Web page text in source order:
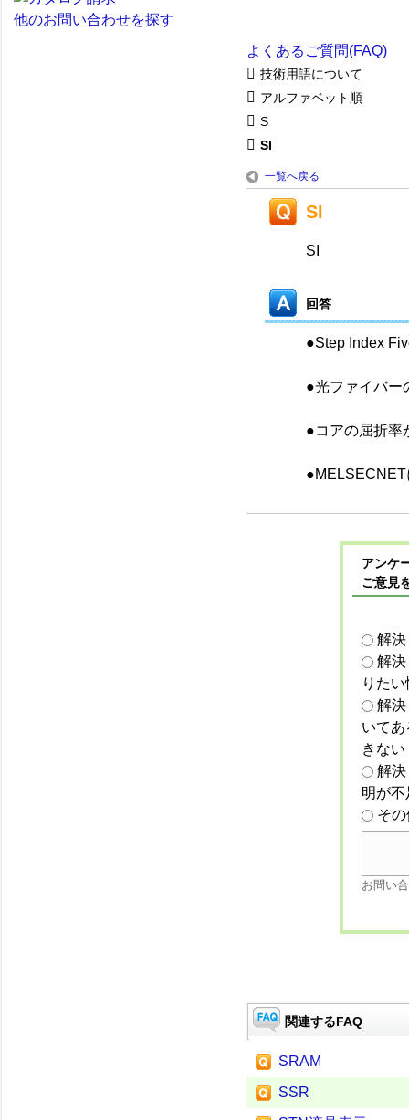
他のお問い合わせを探す
よくあるご質問(FAQ)
技術用語について
アルファベット順
S
SI
一覧へ戻る
SI
SI
回答
●Step Index
●光ファイバー
●コアの屈折率
アンケ
ご意見
解
解
りた
解
いて
きない
解
明が
そ
お問い
関連するFAQ
SRAM
SSR